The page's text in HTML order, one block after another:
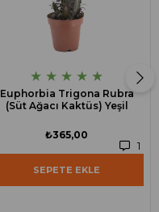
★ ★ ★ ★ ★
Euphorbia Trigona Rubra
(Süt Ağacı Kaktüs) Yeşil
1
₺365,00
SEPETE EKLE